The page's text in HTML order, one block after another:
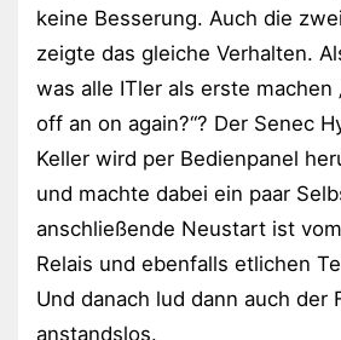
keine Besserung. Auch die
zeigte das gleiche Verhalten.
was alle ITler als erste machen
off an on again?“? Der Senec
Keller wird per Bedienpanel
und machte dabei ein paar
anschließende Neustart ist
Relais und ebenfalls etlichen
Und danach lud dann auch der
anstandslos.